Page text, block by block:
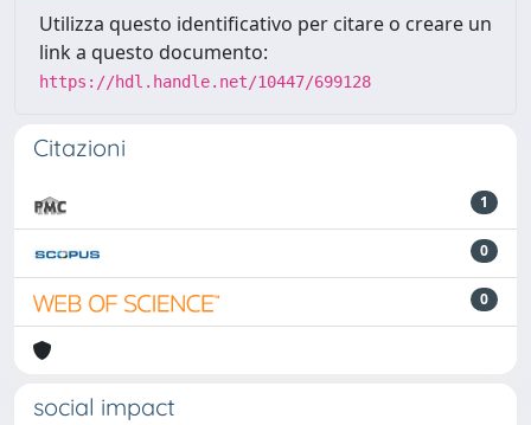
Utilizza questo identificativo per citare o creare un
link a questo documento:
https://hdl.handle.net/10447/699128
Citazioni
1
0
0
social impact